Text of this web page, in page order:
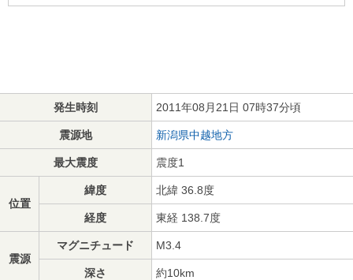
発生時刻 2011年08月21日 07時37分頃
震源地 新潟県中越地方
最大震度 震度1
位置
緯度 北緯 36.8度
経度 東経 138.7度
震源
マグニチュード M3.4
深さ 約10km